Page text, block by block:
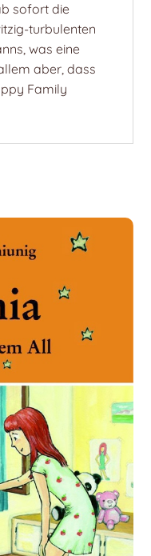
sofort die
turbulenten
was eine
aber, dass
Family